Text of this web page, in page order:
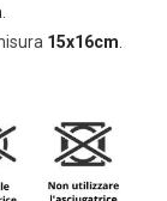
15x16cm